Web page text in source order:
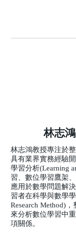
林志鴻
林志鴻教授專注於
具有業界實務經驗
學習分析(Learning
習、數位學習鷹架
應用於數學問題解
習者在科學與數學
Research Method)
來分析數位學習中
項關係。